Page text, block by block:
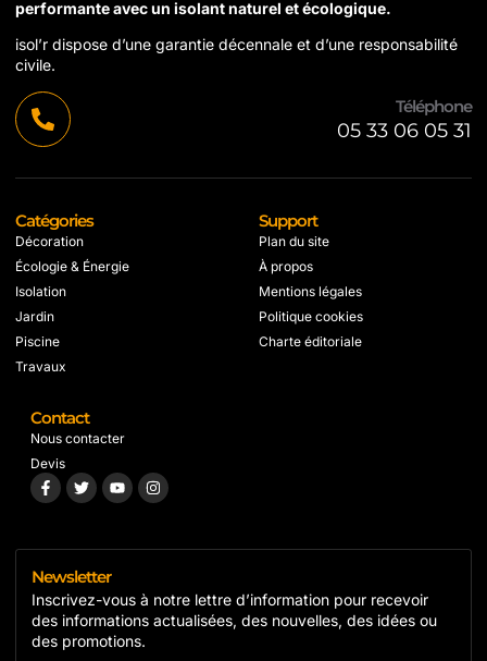
performante avec un isolant naturel et écologique.
isol’r dispose d’une garantie décennale et d’une responsabilité
civile.
Téléphone
05 33 06 05 31
Catégories
Décoration
Écologie & Énergie
Isolation
Jardin
Piscine
Travaux
Support
Plan du site
À propos
Mentions légales
Politique cookies
Charte éditoriale
Contact
Nous contacter
Devis
Newsletter
Inscrivez-vous à notre lettre d’information pour recevoir
des informations actualisées, des nouvelles, des idées ou
des promotions.